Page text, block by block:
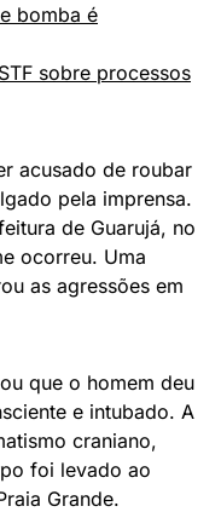
bomba é
sobre processos
acusado de roubar
pela imprensa.
de Guarujá, no
ocorreu. Uma
as agressões em
que o homem deu
e intubado. A
craniano,
foi levado ao
Grande.